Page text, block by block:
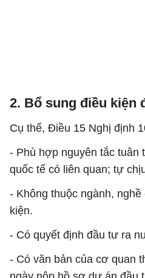
2. Bổ sung điều kiện
Cụ thể, Điều 15 Nghị định
- Phù hợp nguyên tắc tuân
quốc tế có liên quan; tự
- Không thuộc ngành,
kiện.
- Có quyết định đầu tư ra
- Có văn bản của cơ quan